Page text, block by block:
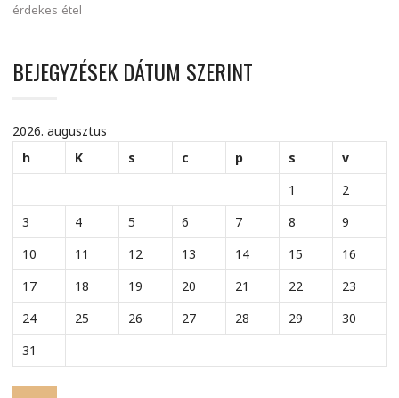
érdekes étel
BEJEGYZÉSEK DÁTUM SZERINT
2026. augusztus
h
K s c p s
v
1
2
3
4 5 6 7 8
9
10
11 12 13 14 15
16
17
18 19 20 21 22
23
24
25 26 27 28 29
30
31